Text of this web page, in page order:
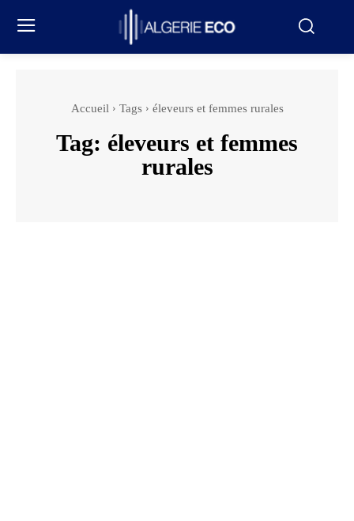
Accueil Tags éleveurs et femmes rurales
Tag: éleveurs et femmes
rurales